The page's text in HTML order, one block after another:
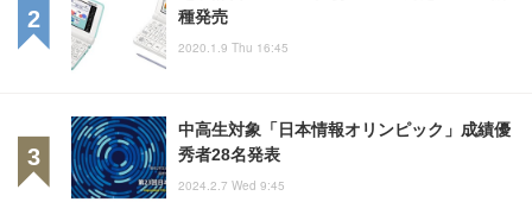
種発売
2020.1.9 Thu 16:45
中高生対象「日本情報オリンピック」成績優
秀者28名発表
2024.2.7 Wed 9:45